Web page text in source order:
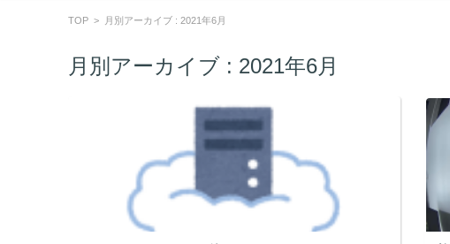
TOP > 月別アーカイブ : 2021年6月
月別アーカイブ : 2021年6月